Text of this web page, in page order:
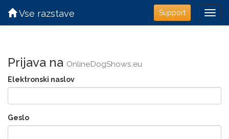
Support
Vse razstave
Prijava na OnlineDogShows.eu
Elektronski naslov
Geslo